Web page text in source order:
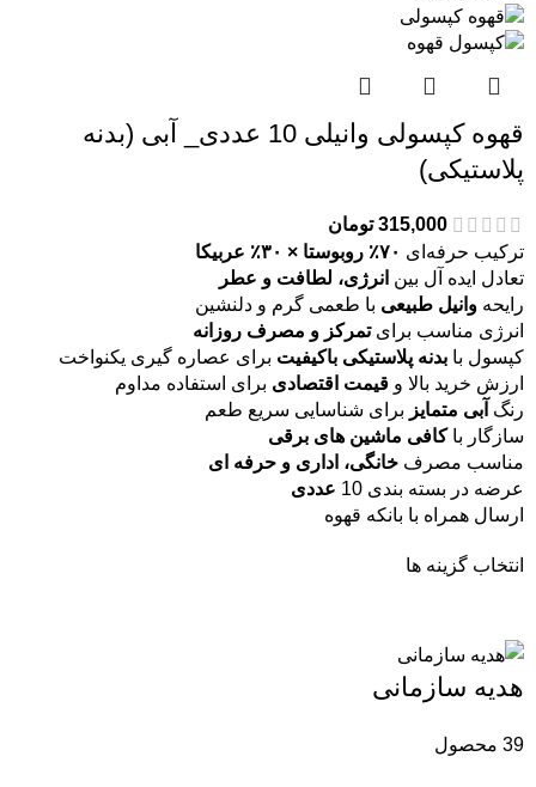
قهوه کپسولی وانیلی 10 عددی_ آبی (بدنه
پلاستیکی)
315,000 تومان
ترکیب حرفه‌ای ۷۰٪ روبوستا × ۳۰٪ عربیکا
تعادل ایده آل بین انرژی، لطافت و عطر
رایحه وانیل طبیعی با طعمی گرم و دلنشین
انرژی مناسب برایتمرکز و مصرف روزانه
کپسول با بدنه پلاستیکی باکیفیت برای عصاره گیری یکنواخت
ارزش خرید بالا و قیمت اقتصادی برای استفاده مداوم
رنگ آبی متمایز برای شناسایی سریع طعم
سازگار باکافی ماشین های برقی
مناسب مصرف خانگی، اداری و حرفه ای
عرضه در بسته بندی‌ 10
عددی
ارسال همراه با بانکه قهوه
انتخاب گزینه ها
هدیه سازمانی
39 محصول